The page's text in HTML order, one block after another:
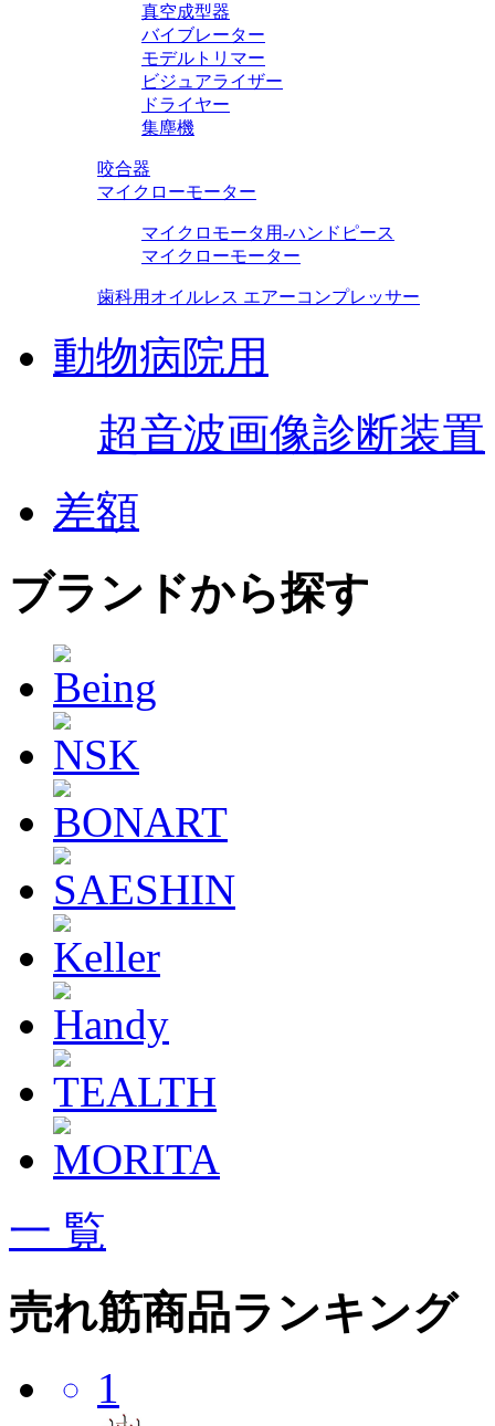
真空成型器
バイブレーター
モデルトリマー
ビジュアライザー
ドライヤー
集塵機
咬合器
マイクローモーター
マイクロモータ用-ハンドピース
マイクローモーター
歯科用オイルレス エアーコンプレッサー
動物病院用
超音波画像診断装置
差額
ブランドから探す
一 覧
売れ筋商品ランキング
1